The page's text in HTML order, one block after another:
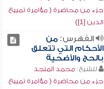
جزء من محاضرة ( مؤامرة تمييع
الدين [1])
الفهرس:من
الأحكام التي تتعلق
بالحج والأضحية
للشيخ: محمد المنجد
جزء من محاضرة ( مؤامرة تمييع